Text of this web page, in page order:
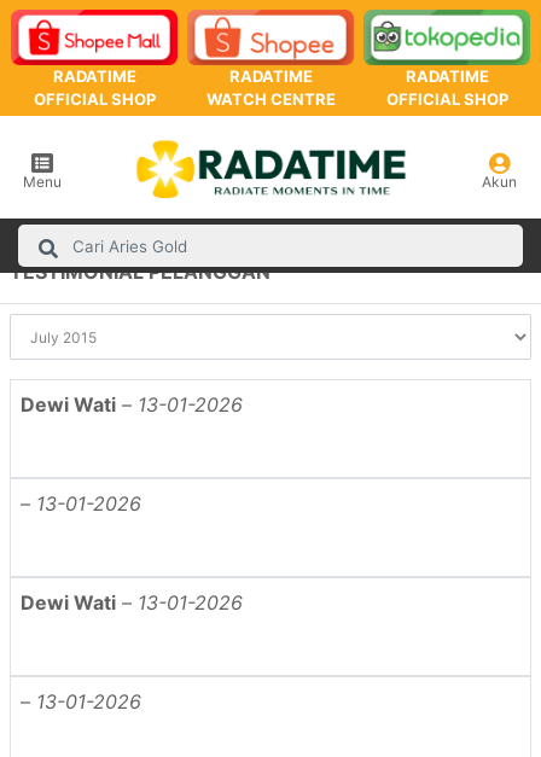
RADATIME
OFFICIAL SHOP
RADATIME
WATCH CENTRE
RADATIME
OFFICIAL SHOP
Menu Akun
TESTIMONIAL PELANGGAN
Dewi Wati – 13-01-2026
– 13-01-2026
Dewi Wati – 13-01-2026
– 13-01-2026